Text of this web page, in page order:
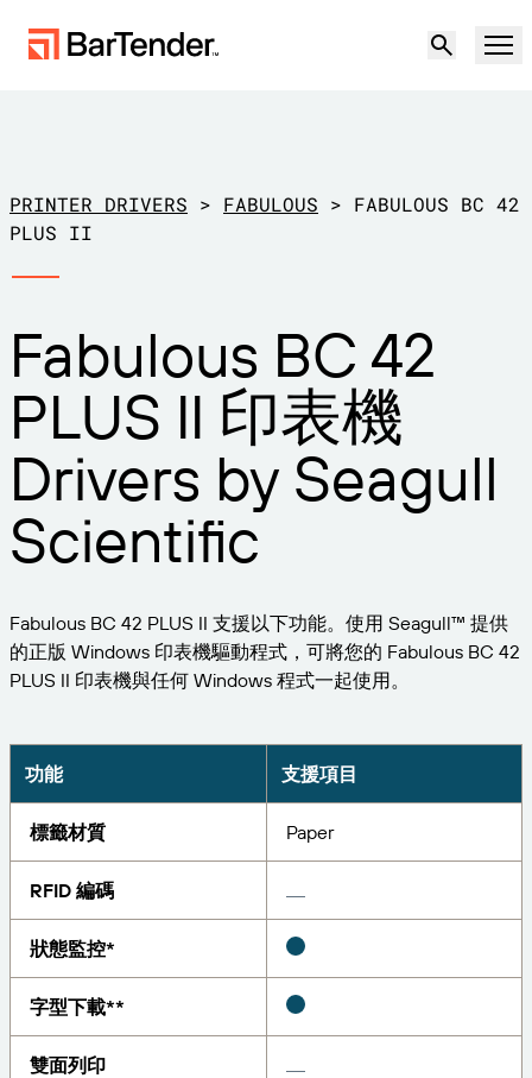
標籤、標記和編碼
標籤功能
建立
管理
物品和庫存追蹤
BarTender Track & Trace
盤點
報告
解決方案
製造業
倉儲
零售
運輸與物流
按產業搜尋
航太
食品及飲料
醫材
製藥
透過解決方案
供應商標籤管理
下載印表機驅動程式
支援方案
學習
成功案例
部落格
資源庫
網路研討會
生命週期時間表
合作夥伴
成為合作夥伴
擴大企業規模。為客戶提供更多服務。與 BarTender
成為合作夥伴。
合作夥伴目錄
透過合作夥伴目錄尋找 BarTender 合作夥伴並要求報
已經是 BarTender 的合作夥伴了嗎？了解如何登入合
作夥伴入口網站。
支援
支援中心
操作方法文章。
聯絡支援人員
提交支援請求，取得目前提供支援的 BarTender 產品
技術協助。
支援方案
為業務需求適時取得支援。
歡迎免費試用 聯絡銷售人員
客戶入口網站
BarTender Cloud
Seagull Software
PRINTER DRIVERS > FABULOUS > FABULOUS BC 42
PLUS II
Fabulous BC 42
PLUS II 印表機
Drivers by Seagull
Scientific
Fabulous BC 42 PLUS II 支援以下功能。使用 Seagull™ 提供
的正版 Windows 印表機驅動程式，可將您的 Fabulous BC 42
PLUS II 印表機與任何 Windows 程式一起使用。
功能 支援項目
標籤材質 Paper
RFID 編碼
狀態監控*
字型下載**
雙面列印